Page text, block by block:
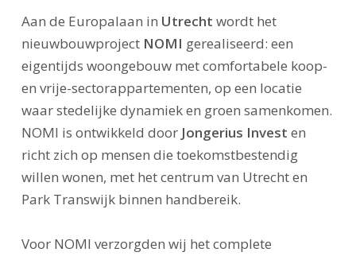
Aan de Europalaan in Utrecht wordt het
nieuwbouwproject NOMI gerealiseerd: een
eigentijds woongebouw met comfortabele koop-
en vrije-sectorappartementen, op een locatie
waar stedelijke dynamiek en groen samenkomen.
NOMI is ontwikkeld door Jongerius Invest en
richt zich op mensen die toekomstbestendig
willen wonen, met het centrum van Utrecht en
Park Transwijk binnen handbereik.
Voor NOMI verzorgden wij het complete